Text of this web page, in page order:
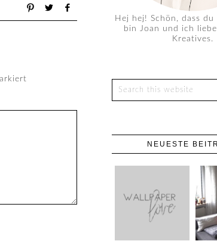
Hej hej! Schön, dass
bin Joan und ich
Kreatives.
NEUESTE